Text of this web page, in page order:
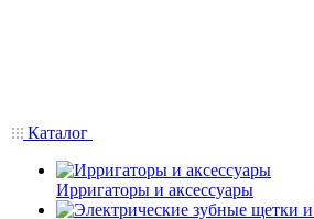
Каталог
Ирригаторы и аксессуары